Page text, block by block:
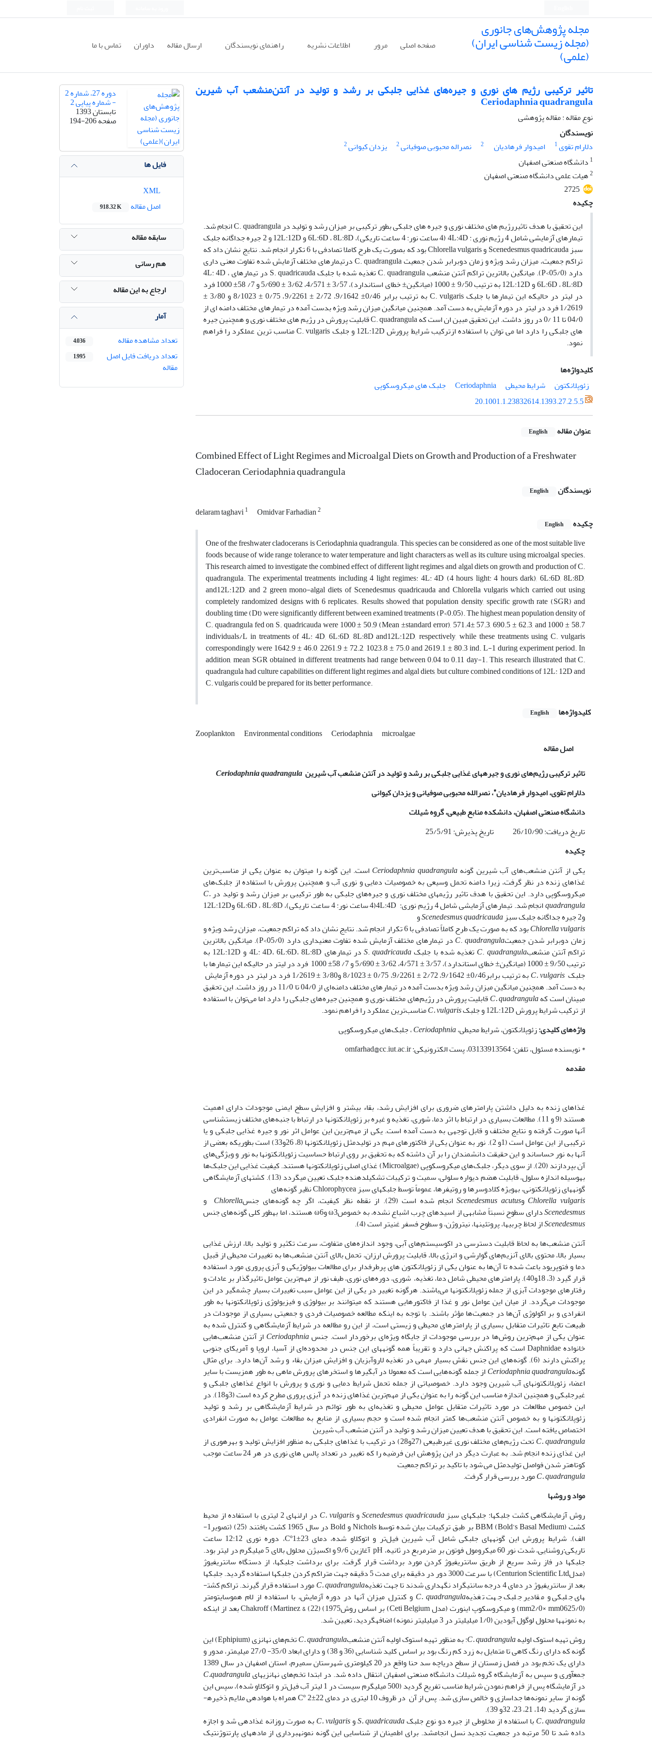
مجله پژوهش‌های جانوری
(مجله زیست شناسی ایران)
(علمی) صفحه اصلی مرور اطلاعات نشریه راهنمای نویسندگان ارسال مقاله داوران تماس با ما
تاثیر ترکیبی رژیم های نوری و جیره‌های غذایی جلبکی بر رشد و تولید در آنتن‌منشعب آب شیرین
Ceriodaphnia quadrangula
نوع مقاله : مقاله پژوهشی
نویسندگان
دلارام تقوی1 امیدوار فرهادیان 2 نصراله محبوبی صوفیانی2 یزدان کیوانی2
1 دانشگاه صنعتی اصفهان
2هیات علمی دانشگاه صنعتی اصفهان
2725
چکیده
این تحقیق با هدف تاثیررژیم های مختلف نوری و جیره های جلبکی بطور ترکیبی بر میزان رشد و تولید در C. quadrangula انجام شد.
تیمارهای آزمایشی شامل 4 رژیم نوری : 4L:4D (4 ساعت نور: 4 ساعت تاریکی)، 6L:6D ، 8L:8D و 12L:12D و 2 جیره جداگانه جلبک
سبز Scenedesmus quadricauda و Chlorella vulgaris بود که بصورت یک طرح کاملا تصادفی با 6 تکرار انجام شد. نتایج نشان داد که
تراکم جمعیت، میزان رشد ویژه و زمان دوبرابر شدن جمعیت C. quadrangula درتیمارهای مختلف آزمایش شده تفاوت معنی داری
دارد (05/0>P). میانگین بالاترین تراکم آنتن منشعب C. quadrangula تغذیه شده با جلبک S. quadricauda در تیمارهای 4L: 4D ،
6L:6D ، 8L:8D و 12L:12D به ترتیب 9/50 ± 1000 (میانگین± خطای استاندارد)، 3/57 ± 4/571، 3/62 ± 5/690 و 7/ 58± 1000 فرد
در لیتر در حالیکه این تیمارها با جلبک C. vulgaris به ترتیب برابر 0/46± 9/1642، 2/72 ± 9/2261، 0/75 ± 8/1023 و 3/80 ±
1/2619 فرد در لیتر در دوره آزمایش به دست آمد. همچنین میانگین میزان رشد ویژه بدست آمده در تیمارهای مختلف دامنه ای از
04/0 تا 11 /0 در روز داشت. این تحقیق مبین ان است که C. quadrangula قابلیت پرورش در رژیم های مختلف نوری و همچنین جیره
های جلبکی را دارد اما می توان با استفاده ازترکیب شرایط پرورش 12L:12D و جلبک C. vulgaris مناسب ترین عملکرد را فراهم
نمود.
کلیدواژه‌ها
زئوپلانکتون
شرایط محیطی Ceriodaphnia
جلبک های میکروسکوپی
20.1001.1.23832614.1393.27.2.5.5
عنوان مقاله English
Combined Effect of Light Regimes and Microalgal Diets on Growth and Production of a Freshwater
Cladoceran, Ceriodaphnia quadrangula
نویسندگان English
delaram taghavi1 Omidvar Farhadian2
چکیده English
One of the freshwater cladocerans is Ceriodaphnia quadrangula. This species can be considered as one of the most suitable live
foods because of wide range tolerance to water temperature and light characters as well as its culture using microalgal species.
This research aimed to investigate the combined effect of different light regimes and algal diets on growth and production of C.
quadrangula. The experimental treatments including 4 light regimes: 4L: 4D (4 hours light: 4 hours dark), 6L:6D, 8L:8D,
and12L:12D, and 2 green mono-algal diets of Scenedesmus quadricauda and Chlorella vulgaris which carried out using
completely randomized designs with 6 replicates. Results showed that population density, specific growth rate (SGR) and
doubling time (Dt) were significantly different between examined treatments (P<0.05). The highest mean population density of
C. quadrangula fed on S. quadricauda were 1000 ± 50.9 (Mean ±standard error), 571.4± 57.3, 690.5 ± 62.3, and 1000 ± 58.7
individuals/L in treatments of 4L: 4D, 6L:6D, 8L:8D and12L:12D, respectively, while these treatments using C. vulgaris
correspondingly were 1642.9 ± 46.0, 2261.9 ± 72.2, 1023.8 ± 75.0 and 2619.1 ± 80.3 ind. L-1 during experiment period. In
addition, mean SGR obtained in different treatments had range between 0.04 to 0.11 day-1. This research illustrated that C.
quadrangula had culture capabilities on different light regimes and algal diets, but culture combined conditions of 12L: 12D and
C. vulgaris could be prepared for its better performance.
کلیدواژه‌ها
English
Zooplankton Environmental conditions Ceriodaphnia
microalgae
اصل مقاله
تاثیر ترکیبی رژیم‌های نوری و جیره­های غذایی جلبکی بر رشد و تولید در آنتن منشعب آب شیرین Ceriodaphnia quadrangula
دلارام تقوی، امیدوار فرهادیان*، نصرالله محبوبی صوفیانی و یزدان کیوانی
دانشگاه صنعتی اصفهان، دانشکده منابع طبیعی، گروه شیلات
تاریخ دریافت: 26/10/90 تاریخ پذیرش: 25/5/91
چکیده
یکی از آنتن منشعب‌های آب شیرین گونهCeriodaphnia quadrangula است. این گونه را می­توان به عنوان یکی از مناسب‌ترین
غذاهای زنده در نظر گرفت­، زیرا دامنه تحمل وسیعی به خصوصیات دمایی و نوری آب و همچنین پرورش با استفاده از جلبک‌های
میکروسکوپی دارد. این تحقیق با هدف تاثیر رژیم­های مختلف نوری و جیره‌های جلبکی به طور ترکیبی بر میزان رشد و تولید در C.
quadrangula
انجام شد. تیمارهای آزمایشی شامل 4 رژیم نوری­: 4L:4D­(4 ساعت نور: 4 ساعت تاریکی)، 6L:6D ، 8L:8D و12L:12D
و2 جیره جداگانه جلبک سبز
Scenedesmus quadricaudaو
Chlorella vulgaris
بود که به صورت یک طرح کاملاً تصادفی با 6 تکرار انجام شد. نتایج نشان داد که تراکم جمعیت، میزان رشد ویژه و
زمان دوبرابر شدن جمعیت
C.quadrangula
در تیمارهای مختلف آزمایش شده تفاوت معنی­داری دارد (05/0>P). میانگین بالاترین
تراکم آنتن منشعب
C. quadrangula تغذیه شده با جلبک S.quadricauda
در تیمارهای 4L: 4D، 6L:6D، 8L:8D و 12L:12D به
ترتیب 9/50 ± 1000 (میانگین± خطای استاندارد)، 3/57 ± 4/571، 3/62 ± 5/690 و 7/ 58± 1000 فرد در لیتر در حالیکه این تیمارها با
جلبکC. vulgaris
به ترتیب برابر0/46± 9/1642، 2/72 ± 9/2261، 0/75 ± 8/1023 و3/80 ± 1/2619 فرد در لیتر در دوره آزمایش
به دست آمد. همچنین میانگین میزان رشد ویژه بدست آمده در تیمارهای مختلف دامنه‌ای از 04/0 تا 11/0 در روز داشت. این تحقیق
مبینان است کهC. quadrangulaقابلیت پرورش در رژیم‌های مختلف نوری و همچنین جیره‌های جلبکی را دارد اما می‌توان با استفاده
از ترکیب شرایط پرورش 12L:12D و جلبک
C. vulgarisمناسب‌ترین عملکرد را فراهم نمود.
واژه‌های کلیدی:زئوپلانکتون، شرایط محیطی،Ceriodaphnia، جلبک‌های میکروسکوپی
* نویسنده مسئول، تلفن: 03133913564، پست الکترونیکی: omfarhad@cc.iut.ac.ir
مقدمه
غذاهای زنده به دلیل داشتن پارامترهای ضروری برای افزایش رشد، بقاء بیشتر و افزایش سطح ایمنی موجودات دارای اهمیت
هستند (9 و 11). مطالعات بسیاری در ارتباط با اثر دما، شوری، تغذیه و غیره بر زئوپلانکتونها در ارتباط با جنبه‌های مختلف زیست­شناسی
آن­ها صورت گرفته و نتایج مختلف و قابل توجهی به دست آمده است. یکی از مهم‌ترین این عوامل اثر نور و جیره غذایی جلبکی و یا
ترکیبی از این عوامل است (1و 2). نور به عنوان یکی از فاکتورهای مهم در تولیدمثل زئوپلانکتونها (8، 26و33) است بطوریکه بعضی از
آنها به نور حساس­­­اند و این حقیقت دانشمندان را بر آن داشته که به تحقیق بر روی ارتباط حساسیت زئوپلانکتونها به نور و ویژگی‌های
آن بپردازند (20). از سوی دیگر، جلبک‌های میکروسکوپی (Microalgae) غذای اصلی زئوپلانکتون­ها هستند. کیفیت غذایی این جلبک‌ها
به­وسیله اندازه سلول، قابلیت هضم دیواره سلولی، سمیت و ترکیبات تشکیل­دهنده جلبک تعیین­ می­گردد (13). کشت­های آزمایشگاهی
گونه­های زئوپلانکتونی، به­ویژه کلادوسرها و روتیفرها، عموماً توسط جلبک­های سبز Chlorophycea نظیر گونه‌های
Chlorella vulgaris وScenedesmus acutusانجام شده است (29). از نقطه نظر کیفیت، اگر چه گونه‌های جنس Chlorella و
Scenedesmusدارای سطوح نسبتاً مشابهی از اسیدهای چرب اشباع نشده، به خصوصω3 وω6 هستند، اما به­طور کلی گونه‌های جنس
Scenedesmusاز لحاظ چربی­ها، پروتئین­ها، نیتروژن، و سطوح فسفر غنی­تر است (4).
آنتن منشعب‌ها به لحاظ قابلیت دسترسی در اکوسیستم‌های آبی، وجود اندازه‌های متفاوت، سرعت تکثیر و تولید بالا، ارزش غذایی
بسیار بالا، محتوی بالای آنزیم‌های گوارشی و انرژی بالا، قابلیت پرورش ارزان، تحمل بالای آنتن منشعب‌ها به تغییرات محیطی از قبیل
دما و فتوپریود باعث شده تا آن‌ها به عنوان یکی از زئوپلانکتون های پرطرفدار برای مطالعات بیولوژیکی و آبزی پروری مورد استفاده
قرار گیرد (3، 18و40). پارامترهای محیطی شامل دما، تغذیه، شوری، دوره‌های نوری، طیف نور از مهم‌ترین عوامل تاثیرگذار بر عادات و
رفتارهای موجودات آبزی از جمله زئوپلانکتون­ها می‌باشند. هرگونه تغییر در یکی از این عوامل سبب تغییرات بسیار چشمگیر در این
موجودات می‌گردد. از میان این عوامل نور و غذا از فاکتورهایی هستند که می­توانند بر بیولوژی و فیزیولوژی زئوپلانکتون­ها به طور
انفرادی و بر اکولوژی آن‌ها در جمعیت‌ها مؤثر باشند. با توجه به اینکه مطالعه خصوصیات فردی و جمعیتی بسیاری از موجودات در
طبیعت تابع تاثیرات متقابل بسیاری از پارامترهای محیطی و زیستی است­، از این رو مطالعه در شرایط آزمایشگاهی و کنترل شده به
عنوان یکی از مهم‌ترین روش‌ها در بررسی موجودات از جایگاه ویژه‌ای برخوردار است. جنسCeriodaphnia از آنتن منشعب‌هایی
خانواده Daphnidae است که پراکنش جهانی دارد و تقریباً همه گونه­های این جنس در محدوده‌ای از آسیا، اروپا و آمریکای جنوبی
پراکنش دارند (6). گونه‌های این جنس نقش بسیار مهمی در تغذیه لاروآبزیان و افزایش میزان بقاء و رشد آن‌ها دارد. برای مثال
گونهCeriodaphnia quadrangula از جمله گونه‌هایی است که معمولا در آبگیرها و استخرهای پرورش ماهی به طور همزیست با سایر
اعضاء زئوپلانکتونهای آب شیرین وجود دارد. خصوصیاتی از جمله تحمل شرایط دمایی و نوری و پرورش با انواع غذاهای جلبکی و
غیرجلبکی و همچنین اندازه مناسب این گونه را به عنوان یکی از مهم‌ترین غذاهای زنده در آبزی پروری مطرح کرده است (3و18). در
این خصوص مطالعات در مورد تاثیرات متقابل عوامل محیطی و تغذیه‌ای به طور توائم در شرایط آزمایشگاهی بر رشد و تولید
زئوپلانکتونها و به خصوص آنتن منشعب‌ها کمتر انجام شده است و حجم بسیاری از منابع به مطالعات عوامل به صورت انفرادی
اختصاص یافته است. این تحقیق با هدف تعیین میزان رشد و تولید در آنتن منشعب آب شیرین
C. quadrangula
تحت رژیم‌های مختلف نوری غیرطبیعی (27و28) در ترکیب با غذاهای جلبکی به منظور افزایش تولید و بهره­وری از
این غذای زنده انجام شد. به عبارت دیگر در این پژوهش این فرضیه را که تغییر در تعداد پالس های نوری در هر 24 ساعت موجب
کوتاه­تر شدن فواصل تولیدمثل میشود با تاکید بر تراکم جمعیت
C. quadrangulaمورد بررسی قرار گرفت.
مواد و روشها
روش آزمایشگاهی کشت جلبک­ها: جلبک­های سبزScenedesmus quadricaudaوC. vulgaris
در ارلن­های 2 لیتری با استفاده از محیط
کشت BBM (Bold’s Basal Medium) بر طبق ترکیبات بیان ­شده توسط Nichols و Bold در سال 1965 کشت یافتند (25) (تصویر1-
الف). شرایط پرورش این گونه­های جلبکی شامل آب شیرین فیل‌تر و اتوکلاو شده، دمای Cº1±23، دوره نوری 12:12 ساعت
تاریکی:روشنایی، شدت نور 60 میکرومول فوتون بر مترمربع در ثانیه، pH آغازین 9/6 و اکسیژن محلول بالای 5 میلی­گرم در لیتر بود.
جلبک­ها در فاز رشد سریع از طریق سانتریفیوژ کردن مورد برداشت قرار گرفت. برای برداشت جلبک­ها، از دستگاه سانتریفیوژ
(مدلCenturion Scientific Ltd) با سرعت 3000 دور در دقیقه برای مدت 5 دقیقه جهت متراکم کردن جلبک­ها استفاده گردید. جلبک­ها
بعد از سانتریفیوژ در دمای 4 درجه سانتی­گراد نگهداری ­شدند تا جهت تغذیه
C. quadrangulaمورد استفاده قرار گیرند. تراکم کشت­
های جلبکی و مقادیر جلبک جهت تغذیهC. quadrangula و کنترل میزان آن­ها در دوره آزمایش، با استفاده از لام هموسایتومتر
(mm2/0× mm0625/0) و میکروسکوپ اینورت (مدل Ceti Belgium) بر اساس روش1975) Chakroff (Martinez & (22) بعد از اینکه
به نمونه­ها محلول لوگول آیودین (1/0 میلی­لیتر در 3 میلی­لیتر نمونه) اضافه­گردید، تعیین شد.
روش تهیه استوک اولیهC. quadrangula: به منظور تهیه استوک اولیه آنتن منشعبC. quadrangula
تخم‌های نهان­زی (Ephipium) این
گونه که دارای رنگ کاهی تا متمایل به زرد کم رنگ بود بر اساس کلید شناسایی (36 و 38) و دارای ابعاد 35/0- 27/0 میلی­متر، مدور و
دارای یک تخم بود در فصل زمستان از سطح دریاچه سد حنا واقع در 20 کیلومتری شهرستان سمیرم، استان اصفهان در سال 1389
جمع­آوری و سپس به آزمایشگاه گروه شیلات دانشگاه صنعتی اصفهان انتقال داده ­شد. در ابتدا تخم‌های نهان­زی­هایC.quadrangula
در آزمایشگاه پس از فراهم نمودن شرایط مناسب تفریح گردید (500 میلی­گرم سیست در 1 لیتر آب فیل‌تر و اتوکلاو شده)، سپس این
گونه
از سایر نمونه‌ها جداسازی و خالص سازی شد. پس از آن در ظروف 10 لیتری در دمای Cº 2±22 همراه با هوادهی ملایم ذخیره­
سازی گردید (14، 21، 23، 32و 39).
C. quadrangulaبا استفاده از مخلوطی از جیره دو نوع جلبکS. quadricaudaوC. vulgarisبه صورت روزانه غذادهی شد و اجازه
داده شد تا 50 مرتبه در جمعیت تجدید نسل انجام­شد. برای اطمینان از شناسایی این گونه نمونه­برداری از ماده­های پارتنوژنتیک
دوره 27، شماره 2
- شماره پیاپی 2
تابستان 1393
صفحه194-206
فایل ها
اصل مقاله
918.32 K
سابقه مقاله
هم رسانی
ارجاع به این مقاله
آمار
تعداد مشاهده مقاله
4,036
تعداد دریافت فایل اصل
مقاله
1,995